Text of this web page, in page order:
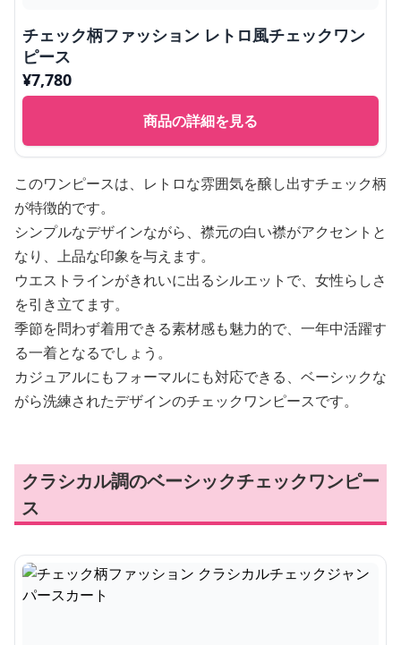
チェック柄ファッション レトロ風チェックワン
ピース
¥7,780
商品の詳細を見る
このワンピースは、レトロな雰囲気を醸し出すチェック柄
が特徴的です。
シンプルなデザインながら、襟元の白い襟がアクセントと
なり、上品な印象を与えます。
ウエストラインがきれいに出るシルエットで、女性らしさ
を引き立てます。
季節を問わず着用できる素材感も魅力的で、一年中活躍す
る一着となるでしょう。
カジュアルにもフォーマルにも対応できる、ベーシックな
がら洗練されたデザインのチェックワンピースです。
クラシカル調のベーシックチェックワンピー
ス